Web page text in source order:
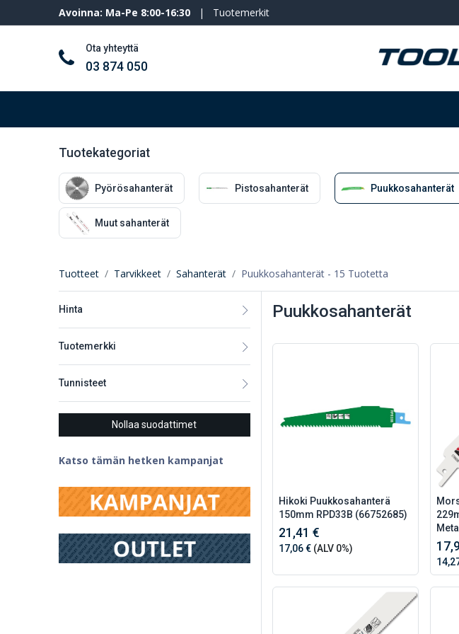
Avoinna: Ma-Pe 8:00-16:30 | Tuotemerkit
Ota yhteyttä
03 874 050
Tuotekategoriat
Pyörösahanterät Pistosahanterät Puukkosahanterät
Muut sahanterät
Tuotteet Tarvikkeet Sahanterät Puukkosahanterät- 15 Tuotetta
Hinta
Tuotemerkki
Tunnisteet
Nollaa suodattimet
Katso tämän hetken kampanjat
Puukkosahanterät
Hikoki Puukkosahanterä
150mm RPD33B (66752685)
21,41 €
17,06 €(ALV 0%)